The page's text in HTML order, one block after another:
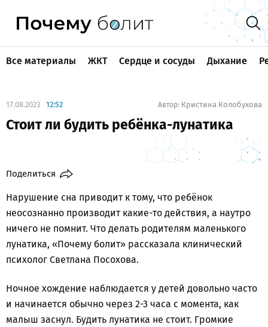
Все материалы ЖКТ Сердце и сосуды Дыхание
17.08.2023 12:52 Автор: Кристина Колобухова
Стоит ли будить ребёнка-лунатика
Поделиться
Нарушение сна приводит к тому, что ребёнок
неосознанно производит какие-то действия, а наутро
ничего не помнит. Что делать родителям маленького
лунатика, «Почему болит» рассказала клинический
психолог Светлана Посохова.
Ночное хождение наблюдается у детей довольно часто
и начинается обычно через 2-3 часа с момента, как
малыш заснул. Будить лунатика не стоит. Громкие